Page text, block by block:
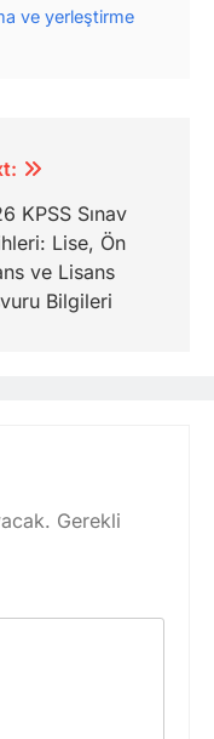
ve yerleştirme
KPSS Sınav
Lise, Ön
ve Lisans
Bilgileri
Gerekli